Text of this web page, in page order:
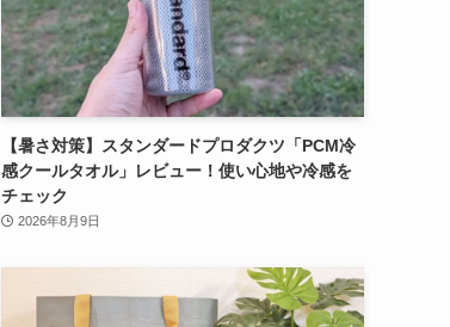
【暑さ対策】スタンダードプロダクツ「PCM冷
感クールタオル」レビュー！使い心地や冷感を
チェック
2026年8月9日